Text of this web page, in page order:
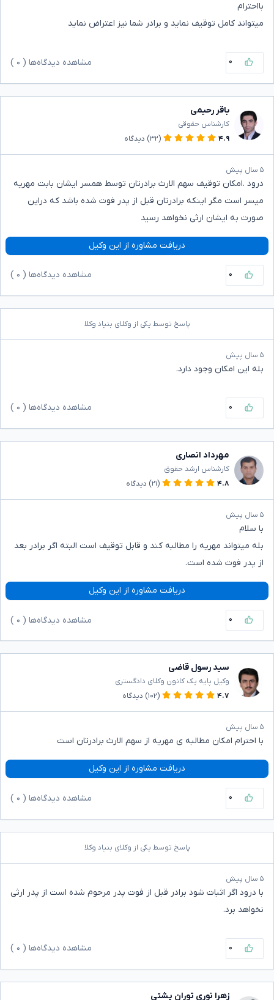
بااحترام
میتواند کامل توقیف نماید و برادر شما نیز اعتراض نماید
۰ مشاهده دیدگاه‌ها ( ۰
باقر رحیمی
کارشناس حقوقی
۴.۹
(۳۲) دیدگاه
۵ سال پیش
درود .امکان توقیف سهم الارث برادرتان توسط همسر ایشان بابت مهریه
میسر است مگر اینکه برادرتان قبل از پدر فوت شده باشد که دراین
صورت به ایشان ارثی نخواهد رسید
دریافت مشاوره از این وکیل
۰ مشاهده دیدگاه‌ها ( ۰
پاسخ توسط یکی از وکلای بنیاد وکلا
۵ سال پیش
بله این امکان وجود دارد.
۰ مشاهده دیدگاه‌ها ( ۰
مهرداد انصاری
کارشناس ارشد حقوق
۴.۸
(۲۱) دیدگاه
۵ سال پیش
با سلام
بله میتواند مهریه را مطالبه کند و قابل توقیف است البته اگر برادر بعد
از پدر فوت شده است.
دریافت مشاوره از این وکیل
۰ مشاهده دیدگاه‌ها ( ۰
سید رسول قاضی
وکیل پایه یک کانون وکلای دادگستری
۴.۷
(۱۰۲) دیدگاه
۵ سال پیش
با احترام امکان مطالبه ی مهریه از سهم الارث برادرتان است
دریافت مشاوره از این وکیل
۰ مشاهده دیدگاه‌ها ( ۰
پاسخ توسط یکی از وکلای بنیاد وکلا
۵ سال پیش
با درود اگر اثبات شود برادر قبل از فوت پدر مرحوم شده است از پدر ارثی
نخواهد برد.
۰ مشاهده دیدگاه‌ها ( ۰
زهرا نوری توران پشتی